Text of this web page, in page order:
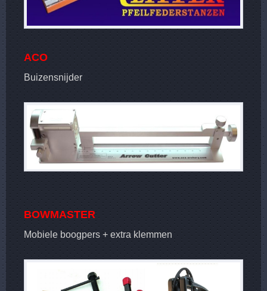
ACO
Buizensnijder
BOWMASTER
Mobiele boogpers + extra klemmen